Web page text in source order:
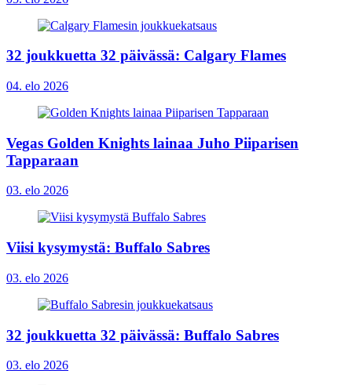
32 joukkuetta 32 päivässä: Calgary Flames
04. elo 2026
Vegas Golden Knights lainaa Juho Piiparisen
Tapparaan
03. elo 2026
Viisi kysymystä: Buffalo Sabres
03. elo 2026
32 joukkuetta 32 päivässä: Buffalo Sabres
03. elo 2026